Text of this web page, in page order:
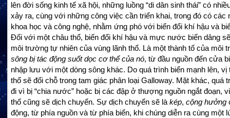
lên đời sống kinh tế xã hội, những luồng “di dân sinh thái” có
xảy ra, cùng với những công việc cần triển khai, trong đó có các
khoa học và công nghệ, nhằm ứng phó với biến đổi khí hậu và
Đối với một châu thổ, biến đổi khí hậu và mực nước biển dâng
môi trường tự nhiên của vùng lãnh thổ. Là một thành tố của môi
sông bị tác động suốt dọc cơ thể của nó, từ đầu nguồn đến cửa
nhập lưu với một dòng sông khác. Do quá trình biển mạnh lên, vị
thổ sẽ đổi chỗ trong tam giác phân loại Galloway. Mặt khác, quá
đi vì bị “chia nước” hoặc bị các đập ở thượng nguồn ngắt đoạn,
thổ cũng sẽ dịch chuyển. Sự dịch chuyển sẽ là kép, cộng hưởng
động, từ phía nguồn và từ phía biển, khi chúng diễn ra cùng một